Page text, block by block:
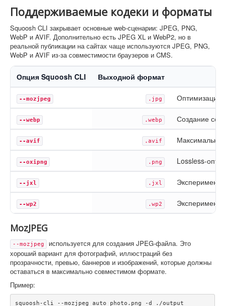
Поддерживаемые кодеки и форматы
Squoosh CLI закрывает основные web-сценарии: JPEG, PNG,
WebP и AVIF. Дополнительно есть JPEG XL и WebP2, но в
реальной публикации на сайтах чаще используются JPEG, PNG,
WebP и AVIF из-за совместимости браузеров и CMS.
Опция Squoosh CLI Выходной формат
--mozjpeg .jpg Оптимизация
--webp .webp Создание
--avif .avif
--oxipng .png Lossless-
--jxl .jxl
--wp2 .wp2
MozJPEG
--mozjpeg
используется для создания JPEG-файла. Это
хороший вариант для фотографий, иллюстраций без
прозрачности, превью, баннеров и изображений, которые должны
оставаться в максимально совместимом формате.
Пример:
squoosh-cli --mozjpeg auto photo.png -d ./output